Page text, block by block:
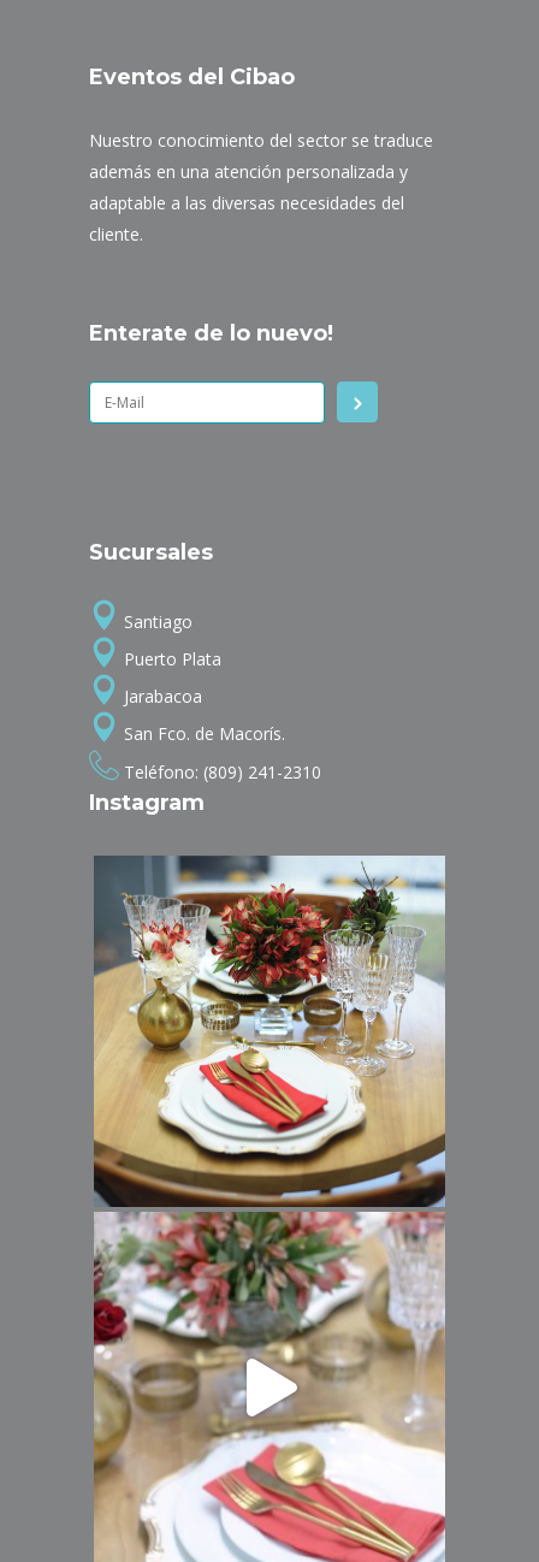
Eventos del Cibao
Nuestro conocimiento del sector se traduce
además en una atención personalizada y
adaptable a las diversas necesidades del
cliente.
Enterate de lo nuevo!
Sucursales
Santiago
Puerto Plata
Jarabacoa
San Fco. de Macorís.
Teléfono: (809) 241-2310
Instagram